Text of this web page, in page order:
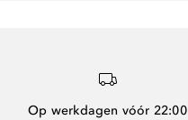
Op werkdagen vóór 22:00